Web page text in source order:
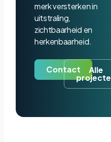
merk versterken in
uitstraling,
zichtbaarheid en
herkenbaarheid.
Contact Alle